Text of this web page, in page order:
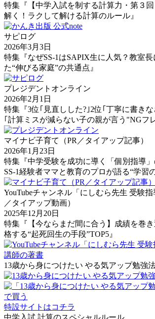
特集『【中学入試を制する計算力・第３
解く！ラクして解ける計算のルール』
サピログ
2026年3月3日
特集『なぜSS-1はSAPIX生に人気？教室
た“伸びる家庭”の共通点』
プレジデントオンライン
2026年2月1日
特集『3位｢見直しした?｣2位｢丁寧に書き
｢計算ミスが減らない子の親が言う"NGフ
マイナビ子育て（PR／タイアップ記事）
2026年1月23日
特集『中学受験を成功に導く「個別指導
SS-1経験者ママと教育のプロが語る“学習の
YouTubeチャンネル「にしむら先生 受験
／タイアップ動画）
2025年12月20日
特集『【今ならまだ間に合う】成績を巻
格する“起死回生の手段”TOP5』
講師の著書
13歳から身につけたい やる気アップ勉強
特設サイトはコチラ